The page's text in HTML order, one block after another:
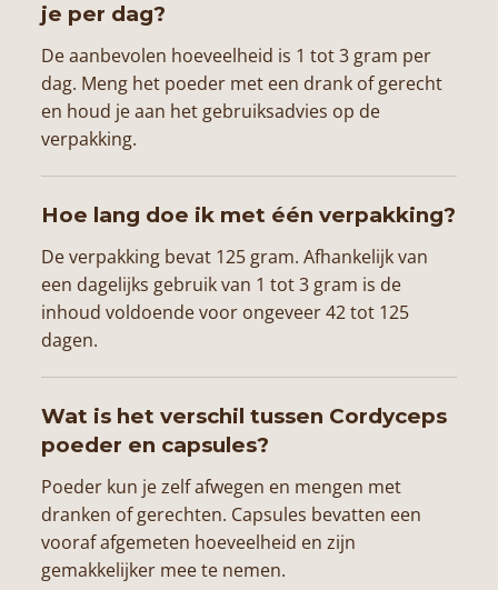
je per dag?
De aanbevolen hoeveelheid is 1 tot 3 gram per
dag. Meng het poeder met een drank of gerecht
en houd je aan het gebruiksadvies op de
verpakking.
Hoe lang doe ik met één verpakking?
De verpakking bevat 125 gram. Afhankelijk van
een dagelijks gebruik van 1 tot 3 gram is de
inhoud voldoende voor ongeveer 42 tot 125
dagen.
Wat is het verschil tussen Cordyceps
poeder en capsules?
Poeder kun je zelf afwegen en mengen met
dranken of gerechten. Capsules bevatten een
vooraf afgemeten hoeveelheid en zijn
gemakkelijker mee te nemen.